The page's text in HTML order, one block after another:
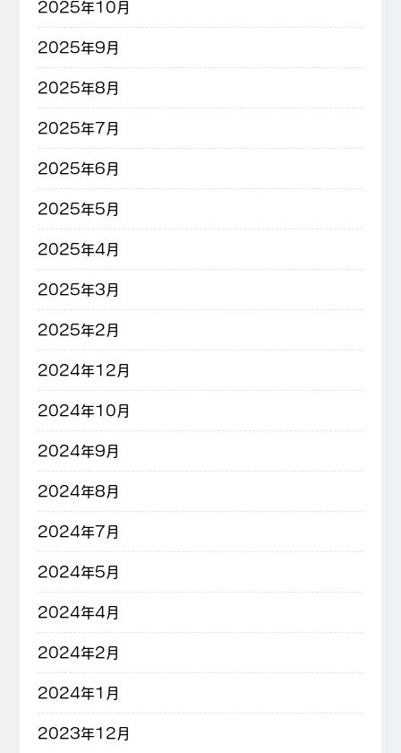
2025年10月
2025年9月
2025年8月
2025年7月
2025年6月
2025年5月
2025年4月
2025年3月
2025年2月
2024年12月
2024年10月
2024年9月
2024年8月
2024年7月
2024年5月
2024年4月
2024年2月
2024年1月
2023年12月